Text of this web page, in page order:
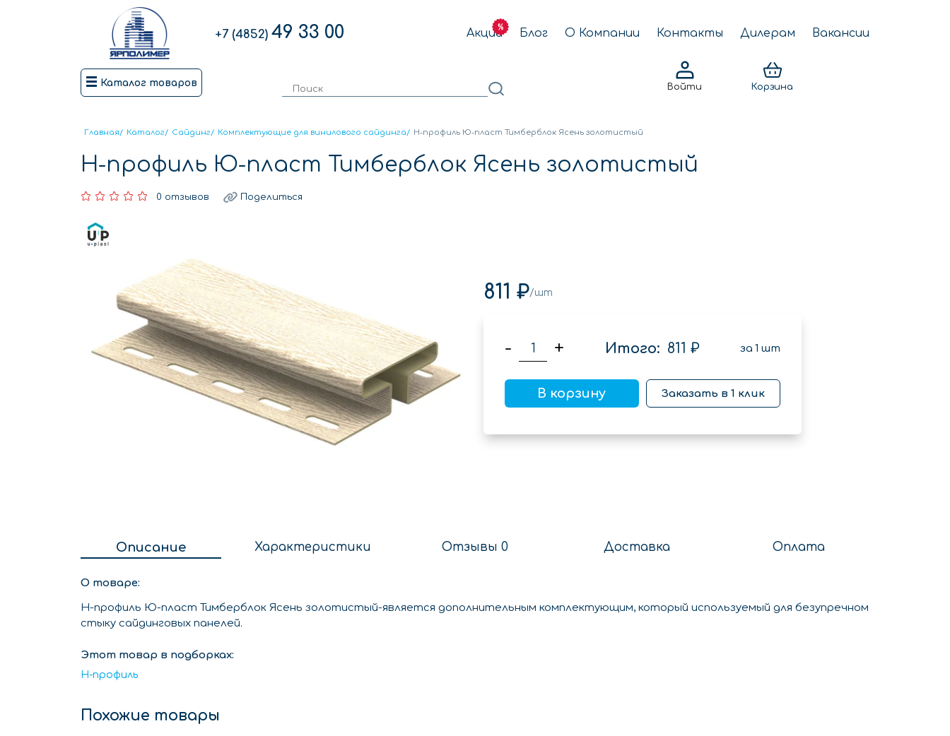
+7 (4852) 49 33 00 Акции Блог О Компании Контакты Дилерам Вакансии
Каталог товаров Войти Корзина
Главная/ Каталог/ Сайдинг/ Комплектующие для винилового сайдинга/ Н-профиль Ю-пласт Тимберблок Ясень золотистый
Н-профиль Ю-пласт Тимберблок Ясень золотистый
0 отзывов Поделиться
811 ₽/шт
- + Итого: 811 ₽ за 1 шт
В корзину Заказать в 1 клик
Описание Характеристики Отзывы 0 Доставка Оплата
О товаре:
Н-профиль Ю-пласт Тимберблок Ясень золотистый-является дополнительным комплектующим, который используемый для безупречном
стыку сайдинговых панелей.
Этот товар в подборках:
H-профиль
Похожие товары